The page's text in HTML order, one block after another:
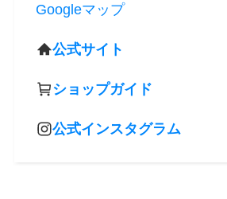
Googleマップ
公式サイト
ショップガイド
公式インスタグラム